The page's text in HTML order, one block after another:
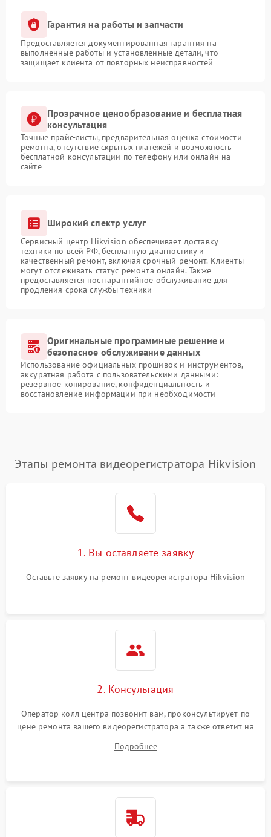
Гарантия на работы и запчасти
Предоставляется документированная гарантия на
выполненные работы и установленные детали, что
защищает клиента от повторных неисправностей
Прозрачное ценообразование и бесплатная
консультация
Точные прайс-листы, предварительная оценка стоимости
ремонта, отсутствие скрытых платежей и возможность
бесплатной консультации по телефону или онлайн на
сайте
Широкий спектр услуг
Сервисный центр Hikvision обеспечивает доставку
техники по всей РФ, бесплатную диагностику и
качественный ремонт, включая срочный ремонт. Клиенты
могут отслеживать статус ремонта онлайн. Также
предоставляется постгарантийное обслуживание для
продления срока службы техники
Оригинальные программные решение и
безопасное обслуживание данных
Использование официальных прошивок и инструментов,
аккуратная работа с пользовательскими данными:
резервное копирование, конфиденциальность и
восстановление информации при необходимости
Этапы ремонта видеорегистратора Hikvision
1. Вы оставляете заявку
Оставьте заявку на ремонт видеорегистратора Hikvision
2. Консультация
Оператор колл центра позвонит вам, проконсультирует по
цене ремонта вашего видеорегистратора а также ответит на
Подробнее